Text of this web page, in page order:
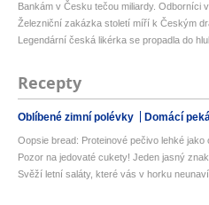
Bankám v Česku tečou miliardy. Odborníci
Železniční zakázka století míří k Českým
Legendární česká likérka se propadla do
Recepty
Oblíbené zimní polévky Domácí
Oopsie bread: Proteinové pečivo lehké jako
Pozor na jedovaté cukety! Jeden jasný
Svěží letní saláty, které vás v horku